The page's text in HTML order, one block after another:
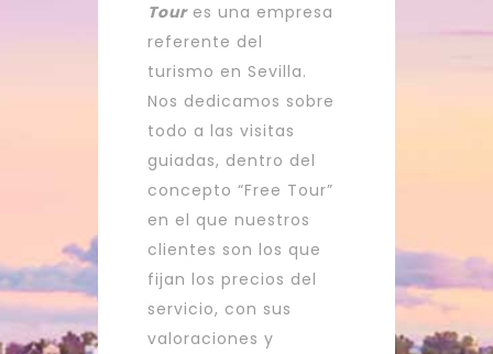
Toures una empresa
referente del
turismo en Sevilla.
Nos dedicamos sobre
todo a las visitas
guiadas, dentro del
concepto “Free Tour”
en el que nuestros
clientes son los que
fijan los precios del
servicio, con sus
valoraciones y